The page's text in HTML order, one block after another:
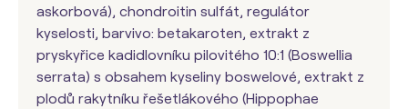
askorbová), chondroitin sulfát, regulátor
kyselosti, barvivo: betakaroten, extrakt z
pryskyřice kadidlovníku pilovitého 10:1 (Boswellia
serrata) s obsahem kyseliny boswelové, extrakt z
plodů rakytníku řešetlákového (Hippophae